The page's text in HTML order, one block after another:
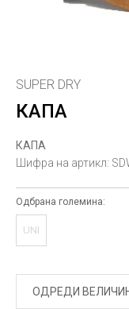
SUPER DRY
КАПА
КАПА
Шифра на артикл:
Одбрана големина:
UNI
ОДРЕДИ